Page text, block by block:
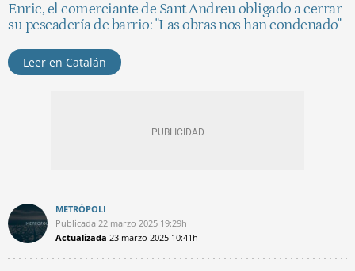
Enric, el comerciante de Sant Andreu obligado a cerrar
su pescadería de barrio: "Las obras nos han condenado"
Leer en Catalán
METRÓPOLI
Publicada 22 marzo 2025 19:29h
Actualizada 23 marzo 2025 10:41h